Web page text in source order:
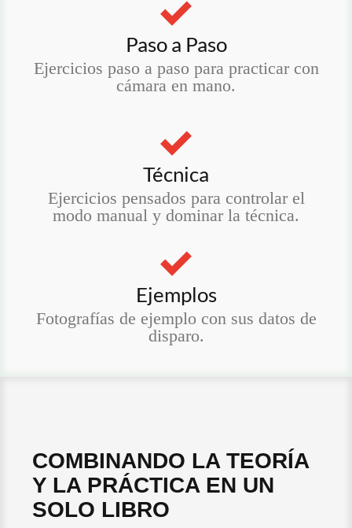
Paso a Paso
Ejercicios paso a paso para practicar con
cámara en mano.
Técnica
Ejercicios pensados para controlar el
modo manual y dominar la técnica.
Ejemplos
Fotografías de ejemplo con sus datos de
disparo.
COMBINANDO LA TEORÍA
Y LA PRÁCTICA EN UN
SOLO LIBRO